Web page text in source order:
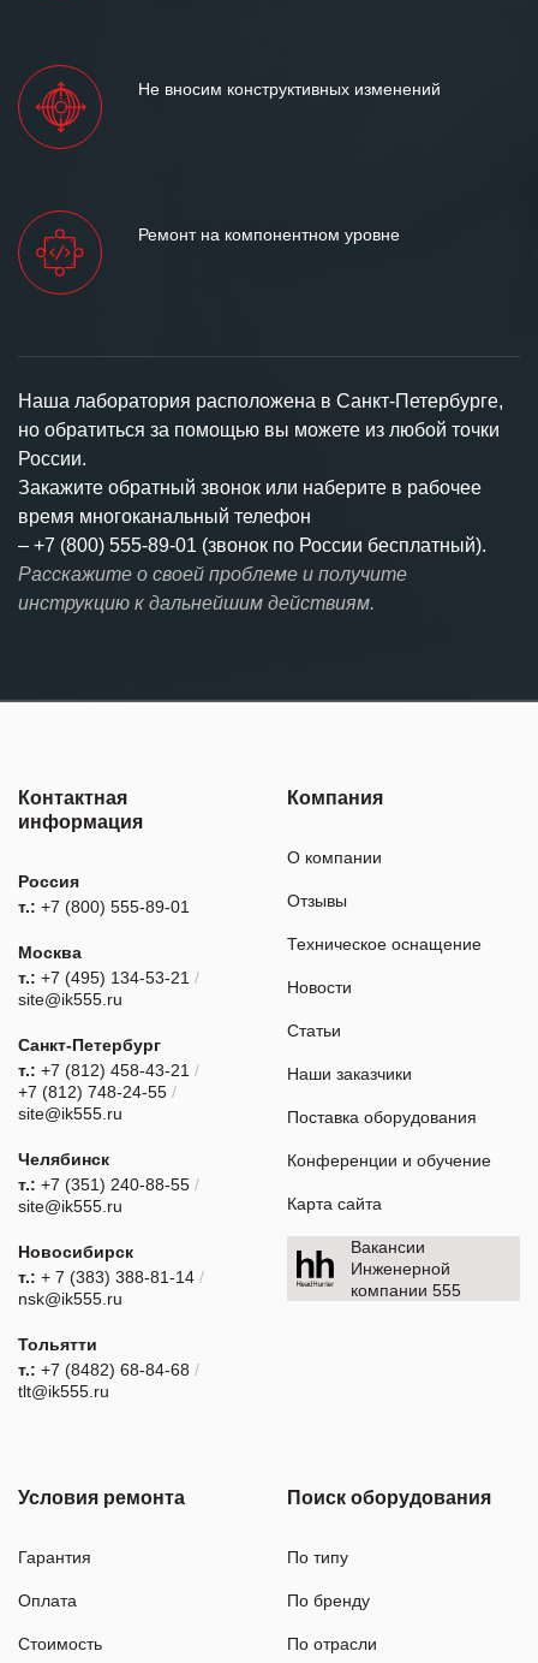
Не вносим конструктивных изменений
Ремонт на компонентном уровне
Наша лаборатория расположена в Санкт-Петербурге,
но обратиться за помощью вы можете из любой точки
России.
Закажите обратный звонок или наберите в рабочее
время многоканальный телефон
– +7 (800) 555-89-01 (звонок по России бесплатный).
Расскажите о своей проблеме и получите
инструкцию к дальнейшим действиям.
Контактная
информация
Россия
т.: +7 (800) 555-89-01
Москва
т.: +7 (495) 134-53-21 /
site@ik555.ru
Санкт-Петербург
т.: +7 (812) 458-43-21 /
+7 (812) 748-24-55 /
site@ik555.ru
Челябинск
т.: +7 (351) 240-88-55 /
site@ik555.ru
Новосибирск
т.: + 7 (383) 388-81-14 /
nsk@ik555.ru
Тольятти
т.: +7 (8482) 68-84-68 /
tlt@ik555.ru
Компания
О компании
Отзывы
Техническое оснащение
Новости
Статьи
Наши заказчики
Поставка оборудования
Конференции и обучение
Карта сайта
Вакансии
Инженерной
компании 555
Условия ремонта
Гарантия
Оплата
Стоимость
Поиск оборудования
По типу
По бренду
По отрасли